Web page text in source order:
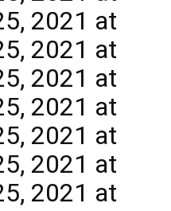
2021 at
2021 at
2021 at
2021 at
2021 at
2021 at
2021 at